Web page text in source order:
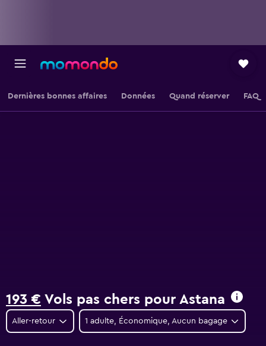
Dernières bonnes affaires Données Quand réserver FAQ
193 € Vols pas chers pour Astana
Aller-retour 1 adulte, Économique, Aucun bagage